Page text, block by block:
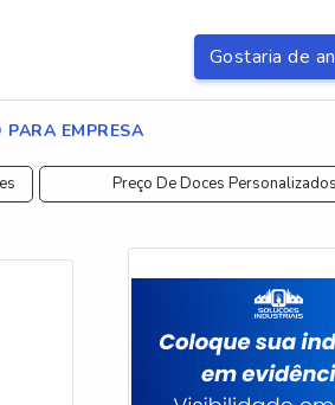
Gostaria de
EMPRESA
Preço De Doces Personalizados